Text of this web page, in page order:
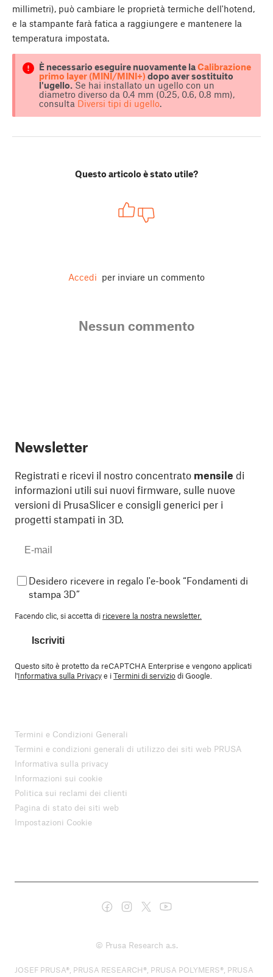
millimetri), può cambiare le proprietà termiche dell'hotend,
e la stampante farà fatica a raggiungere e mantenere la
temperatura impostata.
È necessario eseguire nuovamente laCalibrazione
primo layer (MINI/MINI+) dopo aver sostituito
l'ugello.Se hai installato un ugello con un
diametro diverso da 0.4 mm (0.25, 0.6, 0.8 mm),
consulta Diversi tipi di ugello.
Questo articolo è stato utile?
Accedi per inviare un commento
Nessun commento
Newsletter
Registrati e ricevi il nostro concentrato mensile di
informazioni utili sui nuovi firmware, sulle nuove
versioni di PrusaSlicer e consigli generici per i
progetti stampati in 3D.
Desidero ricevere in regalo l'e-book “Fondamenti di
stampa 3D”
Facendo clic, si accetta di ricevere la nostra newsletter.
Iscriviti
Questo sito è protetto da reCAPTCHA Enterprise e vengono applicati
l'Informativa sulla Privacye iTermini di serviziodi Google.
Termini e Condizioni Generali
Termini e condizioni generali di utilizzo dei siti web PRUSA
Informativa sulla privacy
Informazioni sui cookie
Politica sui reclami dei clienti
Pagina di stato dei siti web
Impostazioni Cookie
© Prusa Research a.s.
JOSEF PRUSA®, PRUSA RESEARCH®, PRUSA POLYMERS®, PRUSA